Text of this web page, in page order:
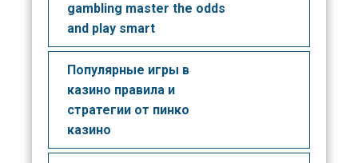
gambling master the odds
and play smart
Популярные игры в
казино правила и
стратегии от пинко
казино